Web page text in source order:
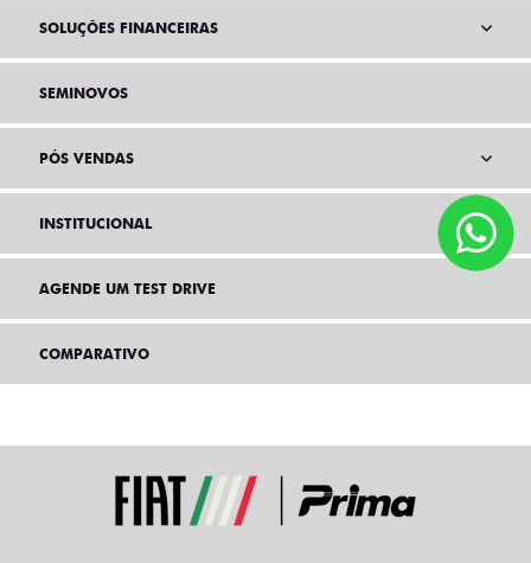
SOLUÇÕES FINANCEIRAS
SEMINOVOS
PÓS VENDAS
INSTITUCIONAL
AGENDE UM TEST DRIVE
COMPARATIVO